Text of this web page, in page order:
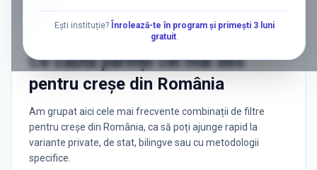
Ești instituție?
Înrolează-te în program și primești 3 luni
gratuit.
Ce caută părinții cel mai des
pentru creșe din România
Am grupat aici cele mai frecvente combinații de filtre
pentru creșe din România, ca să poți ajunge rapid la
variante private, de stat, bilingve sau cu metodologii
specifice.